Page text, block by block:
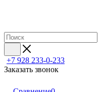
+7 928 233-0-233
Заказать звонок